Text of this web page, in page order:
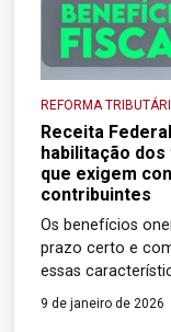
REFORMA
Receita
habilitação
que exigem
contribuintes
Os benefícios
prazo certo e
essas
garantia de
determinado, se
9 de janeiro de 2026